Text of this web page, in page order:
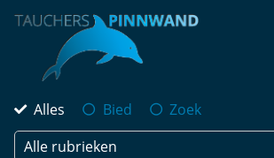
Alles Bied
Zoek
Alle rubrieken